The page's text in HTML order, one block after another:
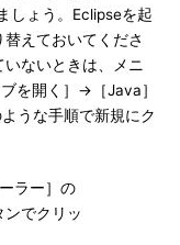
しょう。Eclipseを起
えておいてくださ
ないときは、メニ
を開く］→［Java］
うな手順で新規にク
ラー］の
ンでクリッ